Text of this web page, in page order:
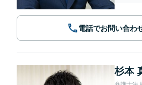
電話でお問い合わ
杉本